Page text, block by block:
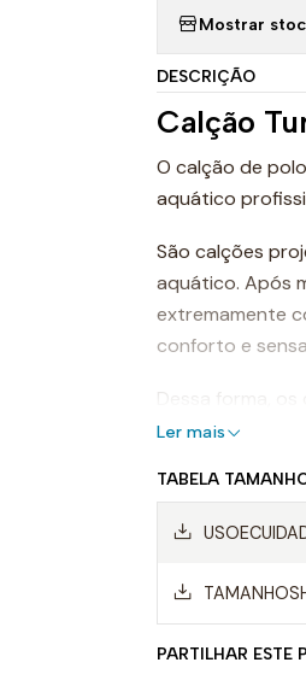
Mostrar
DESCRIÇÃO
Calção
O calção de
aquático
São calções
aquático. Após
extremamente
conforto e
Dessa forma,
arrasto da água
Mas, sem
aquático
Ler mais
TABELA
PARTILHAR ESTE